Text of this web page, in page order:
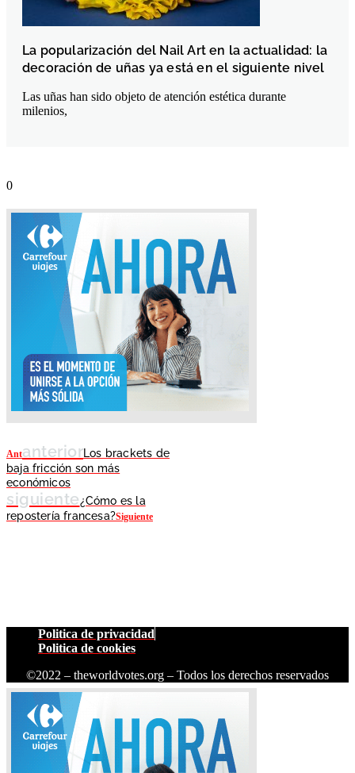
La popularización del Nail Art en la actualidad: la
decoración de uñas ya está en el siguiente nivel
Las uñas han sido objeto de atención estética durante
milenios,
AntanteriorLos brackets de
baja fricción son más
económicos
siguiente¿Cómo es la
repostería francesa?Siguiente
Politica de privacidad
Politica de cookies
©2022 – theworldvotes.org – Todos los derechos reservados